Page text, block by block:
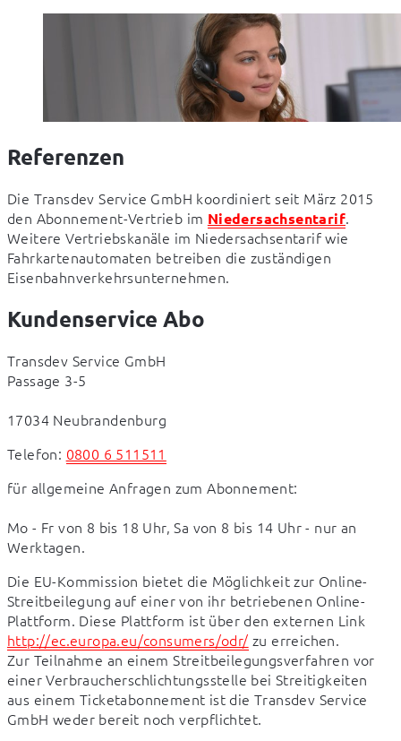
Referenzen
Die Transdev Service GmbH koordiniert seit März 2015
den Abonnement-Vertrieb im Niedersachsentarif.
Weitere Vertriebskanäle im Niedersachsentarif wie
Fahrkartenautomaten betreiben die zuständigen
Eisenbahnverkehrsunternehmen.
Kundenservice Abo
Transdev Service GmbH
Passage 3-5
17034 Neubrandenburg
Telefon: 0800 6 511511
für allgemeine Anfragen zum Abonnement:
Mo - Fr von 8 bis 18 Uhr, Sa von 8 bis 14 Uhr - nur an
Werktagen.
Die EU-Kommission bietet die Möglichkeit zur Online-
Streitbeilegung auf einer von ihr betriebenen Online-
http://ec.europa.eu/consumers/odr/ zu erreichen.
Zur Teilnahme an einem Streitbeilegungsverfahren vor
einer Verbraucherschlichtungsstelle bei Streitigkeiten
aus einem Ticketabonnement ist die Transdev Service
GmbH weder bereit noch verpflichtet.